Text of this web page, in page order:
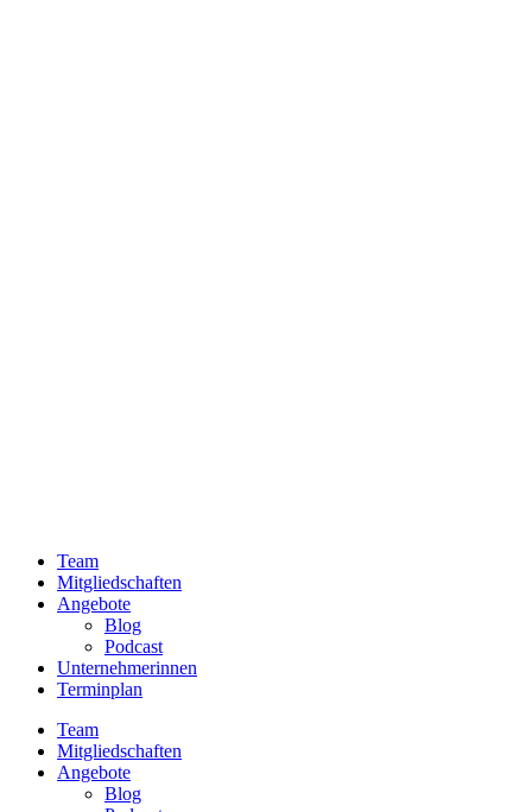
Team
Mitgliedschaften
Angebote
Blog
Podcast
Unternehmerinnen
Terminplan
Team
Mitgliedschaften
Angebote
Blog